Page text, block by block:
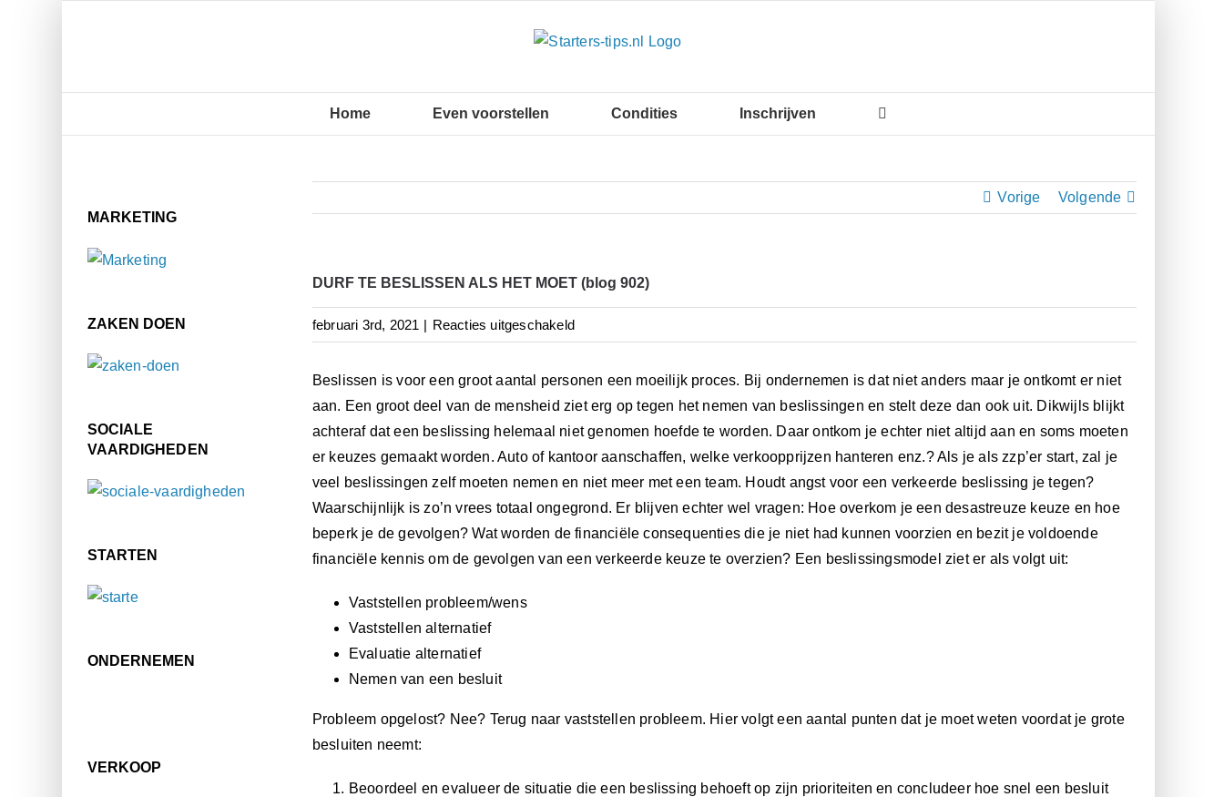
Home Even voorstellen Condities Inschrijven
Vorige Volgende
DURF TE BESLISSEN ALS HET MOET (blog 902)
februari 3rd, 2021 | Reacties uitgeschakeldvoor
BESLISSEN
902)
Beslissen is voor een groot aantal personen een moeilijk proces. Bij ondernemen is dat niet anders maar je ontkomt er niet
aan. Een groot deel van de mensheid ziet erg op tegen het nemen van beslissingen en stelt deze dan ook uit. Dikwijls blijkt
achteraf dat een beslissing helemaal niet genomen hoefde te worden. Daar ontkom je echter niet altijd aan en soms moeten
er keuzes gemaakt worden. Auto of kantoor aanschaffen, welke verkoopprijzen hanteren enz.? Als je als zzp’er start, zal je
veel beslissingen zelf moeten nemen en niet meer met een team. Houdt angst voor een verkeerde beslissing je tegen?
Waarschijnlijk is zo’n vrees totaal ongegrond. Er blijven echter wel vragen: Hoe overkom je een desastreuze keuze en hoe
beperk je de gevolgen? Wat worden de financiële consequenties die je niet had kunnen voorzien en bezit je voldoende
financiële kennis om de gevolgen van een verkeerde keuze te overzien? Een beslissingsmodel ziet er als volgt uit:
Vaststellen probleem/wens
Vaststellen alternatief
Evaluatie alternatief
Nemen van een besluit
Probleem opgelost? Nee? Terug naar vaststellen probleem. Hier volgt een aantal punten dat je moet weten voordat je grote
besluiten neemt:
Beoordeel en evalueer de situatie die een beslissing behoeft op zijn prioriteiten en concludeer hoe snel een besluit
MARKETING
ZAKEN DOEN
SOCIALE
VAARDIGHEDEN
STARTEN
ONDERNEMEN
VERKOOP